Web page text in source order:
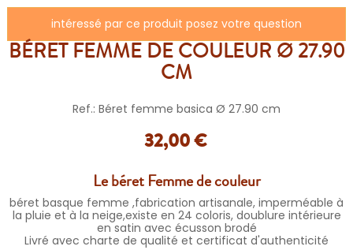
intéressé par ce produit posez votre question
BÉRET FEMME DE COULEUR Ø 27.90
CM
Ref.: Béret femme basica Ø 27.90 cm
32,00 €
Le béret Femme de couleur
béret basque femme ,fabrication artisanale, imperméable à
la pluie et à la neige,existe en 24 coloris, doublure intérieure
en satin avec écusson brodé
Livré avec charte de qualité et certificat d'authenticité